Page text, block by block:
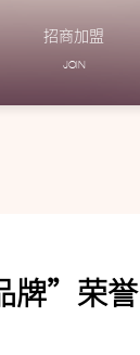
招商加盟
JOIN
牌”荣誉